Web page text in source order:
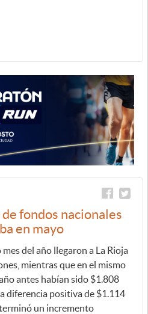
fondos nacionales
en mayo
del año llegaron a La Rioja
mientras que en el mismo
antes habían sido $1.808
diferencia positiva de $1.114
un incremento